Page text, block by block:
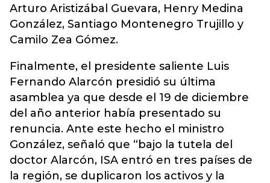
Arturo Aristizábal Guevara, Henry Medina
González, Santiago Montenegro Trujillo y
Camilo Zea Gómez.
Finalmente, el presidente saliente Luis
Fernando Alarcón presidió su última
asamblea ya que desde el 19 de diciembre
del año anterior había presentado su
renuncia. Ante este hecho el ministro
González, señaló que “bajo la tutela del
doctor Alarcón, ISA entró en tres países de
la región, se duplicaron los activos y la